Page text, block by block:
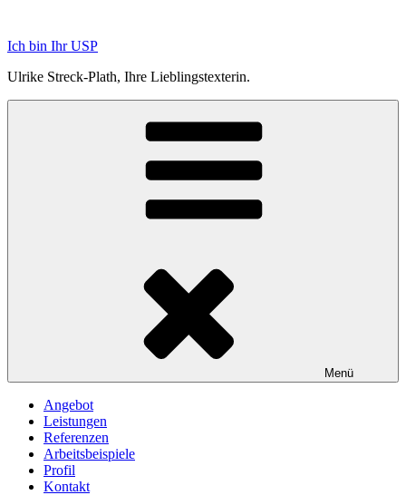
springen
Ich bin Ihr USP
Ulrike Streck-Plath, Ihre Lieblingstexterin.
Menü
Angebot
Leistungen
Referenzen
Arbeitsbeispiele
Profil
Kontakt